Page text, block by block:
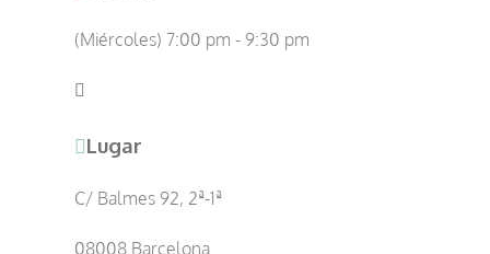
(Miércoles) 7:00 pm - 9:30 pm
Lugar
C/ Balmes 92, 2ª-1ª
08008 Barcelona